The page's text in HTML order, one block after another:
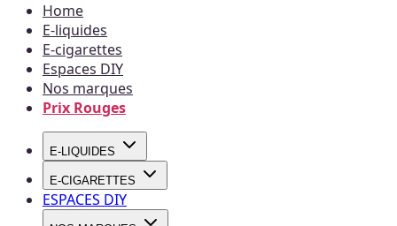
Home
E-liquides
E-cigarettes
Espaces DIY
Nos marques
Prix Rouges
E-LIQUIDES
E-CIGARETTES
ESPACES DIY